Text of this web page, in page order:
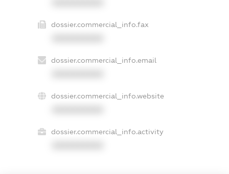
dossier.commercial_info.fax
dossier.commercial_info.email
dossier.commercial_info.website
dossier.commercial_info.activity